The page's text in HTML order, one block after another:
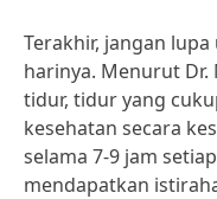
Terakhir, jangan
harinya. Menurut
tidur, tidur yang
kesehatan secara
selama 7-9 jam
mendapatkan